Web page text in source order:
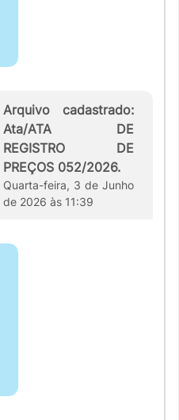
Arquivo cadastrado:
Ata/ATA DE
REGISTRO DE
PREÇOS 052/2026.
Quarta-feira, 3 de Junho
de 2026 às 11:39